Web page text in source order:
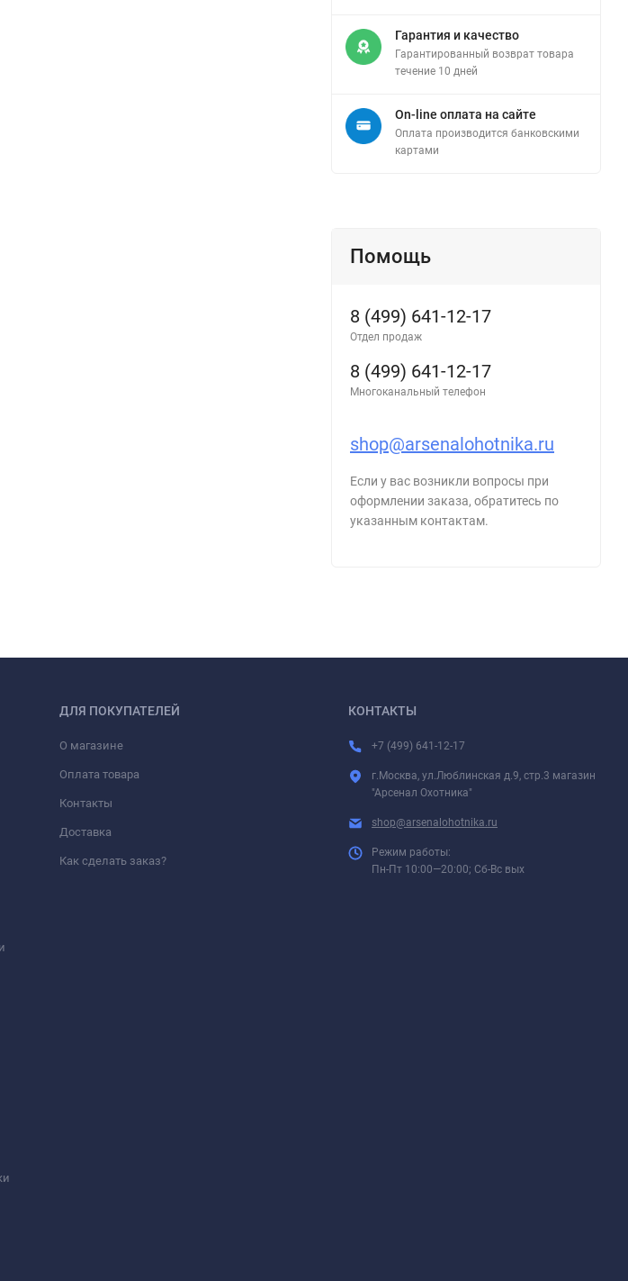
Гарантия и качество
Гарантированный возврат товара
течение 10 дней
On-line оплата на сайте
Оплата производится банковскими
картами
Помощь
8 (499) 641-12-17
Отдел продаж
8 (499) 641-12-17
Многоканальный телефон
shop@arsenalohotnika.ru
Если у вас возникли вопросы при
оформлении заказа, обратитесь по
указанным контактам.
ДЛЯ ПОКУПАТЕЛЕЙ
О магазине
Оплата товара
Контакты
Доставка
Как сделать заказ?
КОНТАКТЫ
+7 (499) 641-12-17
г.Москва, ул.Люблинская д.9, стр.3 магазин
"Арсенал Охотника"
shop@arsenalohotnika.ru
Режим работы:
Пн-Пт 10:00—20:00; Сб-Вс вых